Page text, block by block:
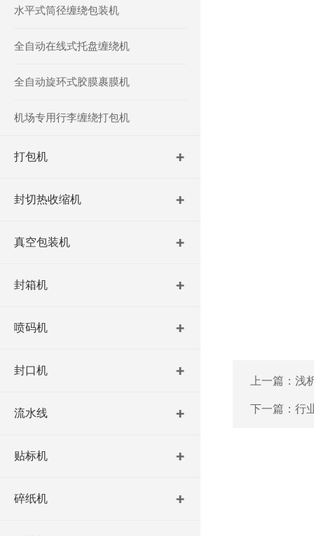
水平式筒径缠绕包装机
全自动在线式托盘缠绕机
全自动旋环式胶膜裹膜机
机场专用行李缠绕打包机
打包机
封切热收缩机
真空包装机
封箱机
喷码机
封口机
流水线
贴标机
碎纸机
上一篇： 浅
下一篇： 行